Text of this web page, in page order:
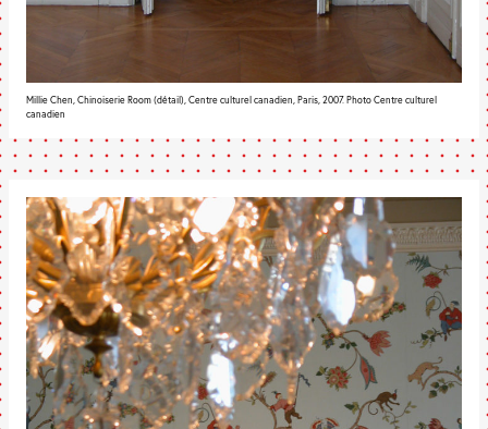
Millie Chen, Chinoiserie Room (détail), Centre culturel canadien, Paris, 2007. Photo Centre culturel
canadien